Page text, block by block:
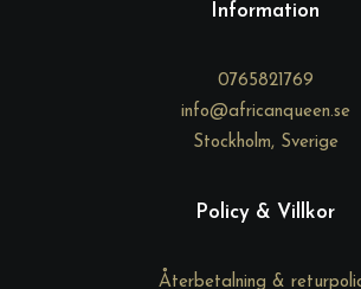
Information
0765821769
info@africanqueen.se
Stockholm, Sverige
Policy & Villkor
Återbetalning &